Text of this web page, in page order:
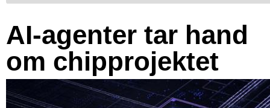
AI-agenter tar hand
om chipprojektet